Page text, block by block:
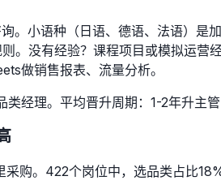
。小语种（日语、德语、法语）是
。没有经验？课程项目或模拟运营经
做销售报表、流量分析。
理。平均晋升周期：1-2年升主管
购。422个岗位中，选品类占比